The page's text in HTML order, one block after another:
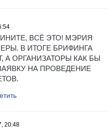
ВСЁ ЭТО! МЭРИЯ
В ИТОГЕ БРИФИНГА
А ОРГАНИЗАТОРЫ КАК БЫ
НА ПРОВЕДЕНИЕ
20:48